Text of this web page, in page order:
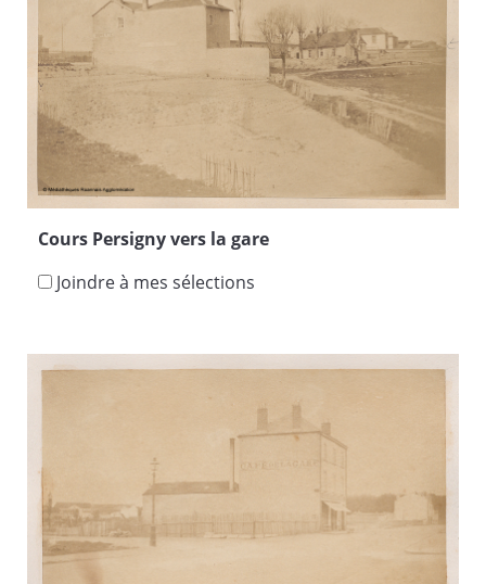
Cours Persigny vers la gare
Joindre à mes sélections